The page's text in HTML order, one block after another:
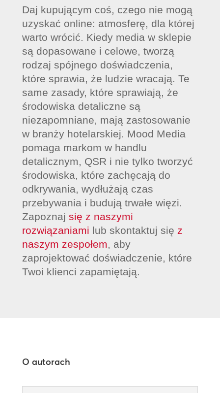
Daj kupującym coś, czego nie mogą
uzyskać online: atmosferę, dla której
warto wrócić. Kiedy media w sklepie
są dopasowane i celowe, tworzą
rodzaj spójnego doświadczenia,
które sprawia, że ludzie wracają. Te
same zasady, które sprawiają, że
środowiska detaliczne są
niezapomniane, mają zastosowanie
w branży hotelarskiej. Mood Media
pomaga markom w handlu
detalicznym, QSR i nie tylko tworzyć
środowiska, które zachęcają do
odkrywania, wydłużają czas
przebywania i budują trwałe więzi.
Zapoznaj się z naszymi
rozwiązaniami lub skontaktuj się z
naszym zespołem, aby
zaprojektować doświadczenie, które
Twoi klienci zapamiętają.
O autorach